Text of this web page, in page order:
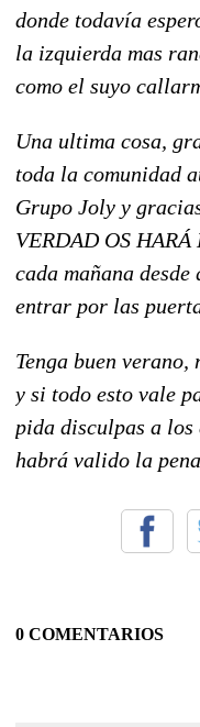
donde todavía
la izquierda mas
como el suyo
Una ultima cosa,
toda la comunidad
Grupo Joly y
VERDAD OS
cada mañana
entrar por las
Tenga buen verano,
y si todo esto vale
pida disculpas a
habrá valido la
0 COMENTARIOS